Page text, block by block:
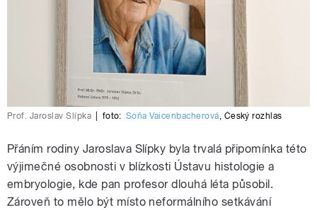
Prof. Jaroslav Slípka foto: Soňa Vaicenbacherová, Český rozhlas
Přáním rodiny Jaroslava Slípky byla trvalá připomínka této
výjimečné osobnosti v blízkosti Ústavu histologie a
embryologie, kde pan profesor dlouhá léta působil.
Zároveň to mělo být místo neformálního setkávání